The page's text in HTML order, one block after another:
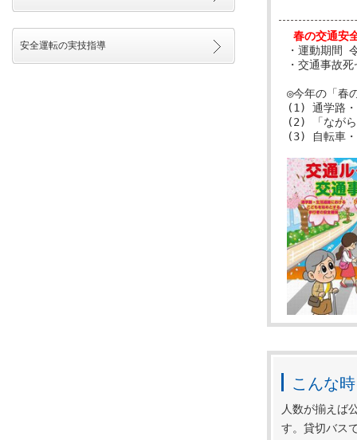
安全運転の実技指導
・運動期間
・交通事故
◎今年の「春
(1) 通学路・
(2) 「ながら
(3) 自転車・
こんな
人数が揃えば
す。貸切バス